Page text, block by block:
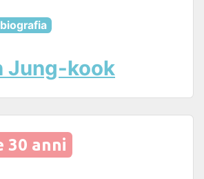
Jung-kook
30 anni